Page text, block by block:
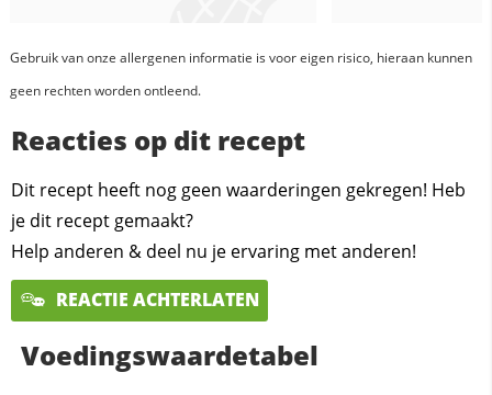
Gebruik van onze allergenen informatie is voor eigen risico, hieraan kunnen
geen rechten worden ontleend.
Reacties op dit recept
Dit recept heeft nog geen waarderingen gekregen! Heb
je dit recept gemaakt?
Help anderen & deel nu je ervaring met anderen!
REACTIE ACHTERLATEN
Voedingswaardetabel